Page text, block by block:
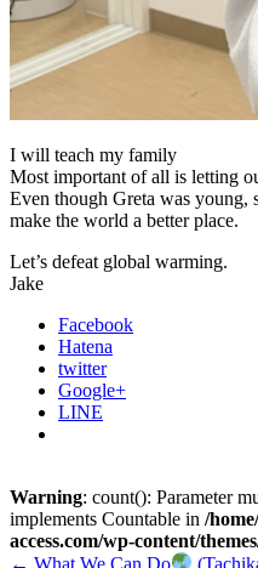
I will teach my family
Most important of all is letting
Even though Greta was young,
make the world a better place.
Let’s defeat global warming.
Jake
Facebook
Hatena
twitter
Google+
LINE
Warning: count(): Parameter
implements Countable in /
access.com/wp-content/
← What We Can Do